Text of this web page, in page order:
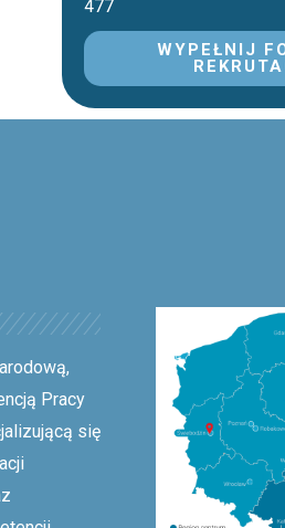
477
WYPEŁNIJ
Pracy
się